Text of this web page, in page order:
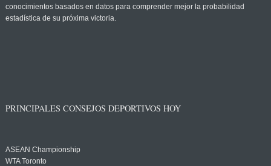
conocimientos basados en datos para comprender mejor la probabilidad
estadística de su próxima victoria.
PRINCIPALES CONSEJOS DEPORTIVOS HOY
ASEAN Championship
WTA Toronto